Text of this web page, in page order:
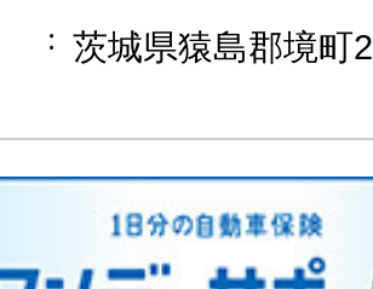
茨城県猿島郡境町